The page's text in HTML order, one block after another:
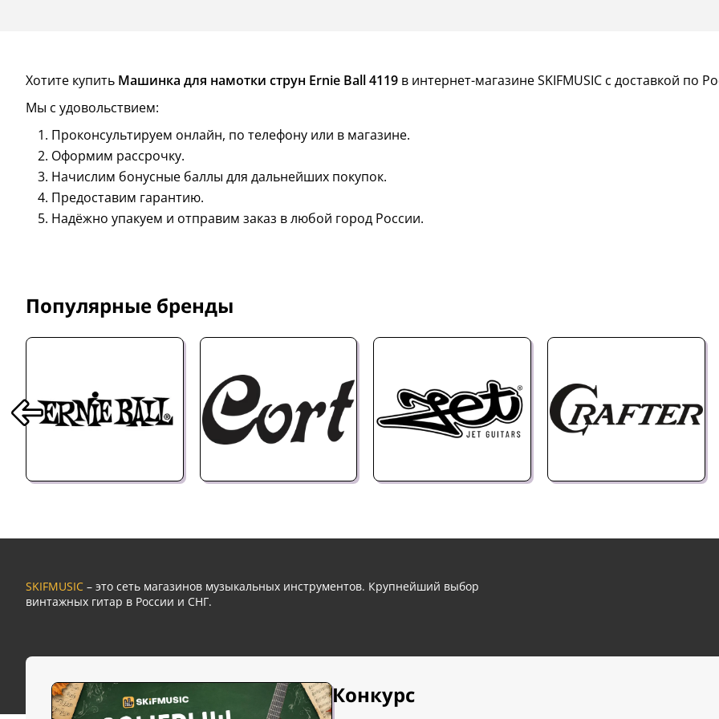
Хотите купить Машинка для намотки струн Ernie Ball 4119 в интернет-магазине SKIFMUSIC с доставкой по
Мы с удовольствием:
Проконсультируем онлайн, по телефону или в магазине.
Оформим рассрочку.
Начислим бонусные баллы для дальнейших покупок.
Предоставим гарантию.
Надёжно упакуем и отправим заказ в любой город России.
Популярные бренды
SKIFMUSIC – это сеть магазинов музыкальных инструментов. Крупнейший выбор
винтажных гитар в России и СНГ.
Конкурс